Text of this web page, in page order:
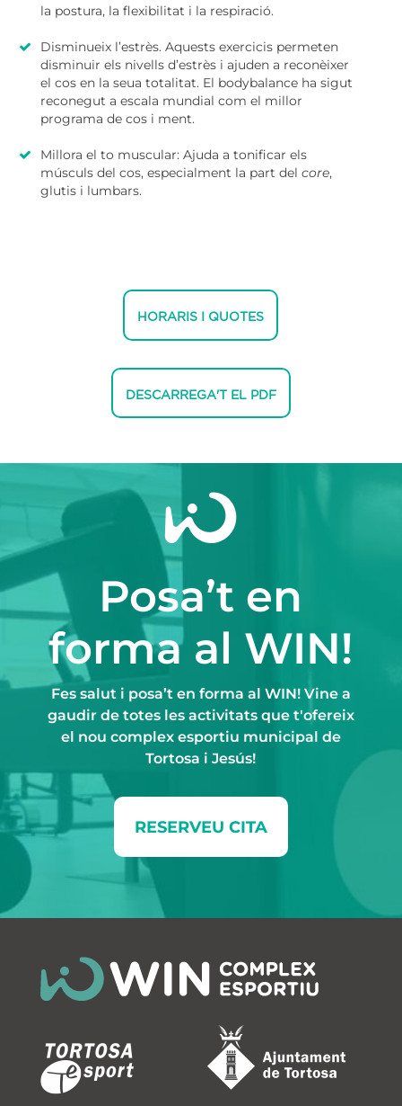
la postura, la flexibilitat i la respiració.
Disminueix l’estrès. Aquests exercicis permeten
disminuir els nivells d’estrès i ajuden a reconèixer
el cos en la seua totalitat. El bodybalance ha sigut
reconegut a escala mundial com el millor
programa de cos i ment.
Millora el to muscular: Ajuda a tonificar els
músculs del cos, especialment la part del core,
glutis i lumbars.
HORARIS I QUOTES
DESCARREGA'T EL PDF
Posa’t en
forma al WIN!
Fes salut i posa’t en forma al WIN! Vine a
gaudir de totes les activitats que t'ofereix
el nou complex esportiu municipal de
Tortosa i Jesús!
RESERVEU CITA